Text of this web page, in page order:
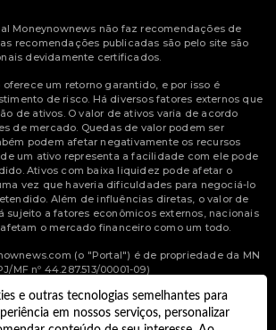
e outras tecnologias semelhantes para
em nossos serviços, personalizar
Moneynownews não faz recomendações de
recomendações publicadas são pelo site são
devidamente certificados.
oferece um retorno garantido, e por isso é
de risco. Há diversos fatores externos que
de ativos. O valor de ativos varia de acordo
de mercado. Quedas de valor podem ser
podem afetar negativamente os recursos
um ativo representa a facilidade com ele pode
Ativos com baixa liquidez pode afetar o
vez que haveria dificuldades para negociá-lo
Além de influências diretas, o valor de
sujeito a fatores econômicos externos, nacionais
o mercado financeiro como um todo.
(o "Portal") é de propriedade da MN
MF nº 44.287.513/00001-09)
2022 Money Now News.